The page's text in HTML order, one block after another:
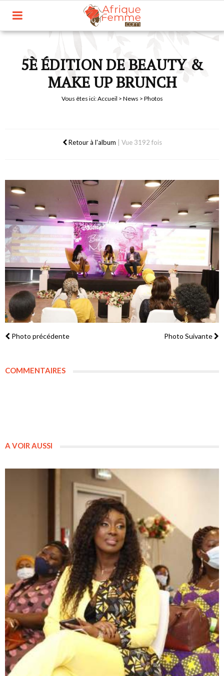
5È ÉDITION DE BEAUTY &
MAKE UP BRUNCH
Vous êtes ici:Accueil > News > Photos
Retour à l'album Vue 3192 fois
Photo précédente Photo Suivante
COMMENTAIRES
A VOIR AUSSI